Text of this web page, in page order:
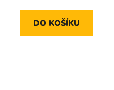
5,0
z
DO KOŠÍKU